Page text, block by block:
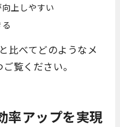
上しやすい
比べてどのようなメ
覧ください。
率アップを実現